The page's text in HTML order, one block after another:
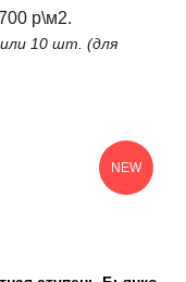
р\м2.
10 шт. (для
NEW